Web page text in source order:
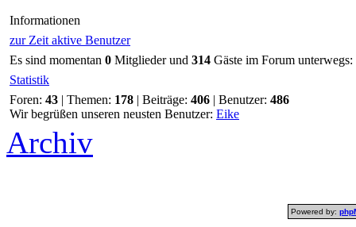
Informationen
zur Zeit aktive Benutzer
Es sind momentan 0 Mitglieder und 314 Gäste im Forum unterwegs:
Statistik
Foren: 43 | Themen: 178 | Beiträge: 406 | Benutzer: 486
Wir begrüßen unseren neusten Benutzer: Eike
Archiv
Powered by: